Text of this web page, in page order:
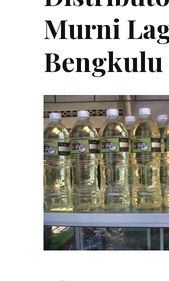
Murni
Bengkulu